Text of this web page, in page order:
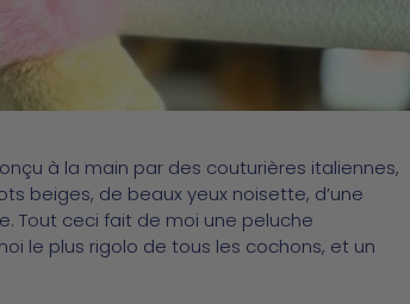
à la main par des couturières italiennes,
beiges, de beaux yeux noisette, d’une
Tout ceci fait de moi une peluche
le plus rigolo de tous les cochons, et un